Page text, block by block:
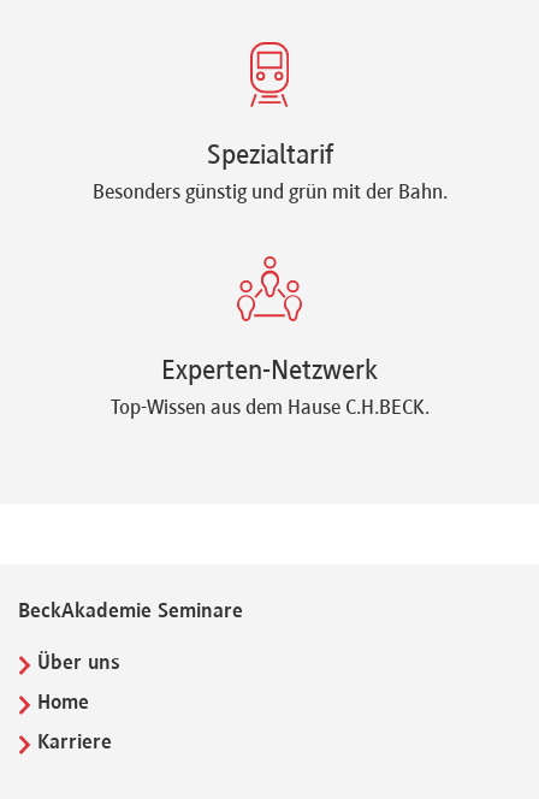
Spezialtarif
Besonders günstig und grün mit der Bahn.
Experten-Netzwerk
Top-Wissen aus dem Hause C.H.BECK.
BeckAkademie Seminare
Über uns
Home
Karriere